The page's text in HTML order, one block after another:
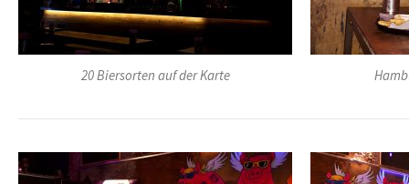
20 Biersorten auf der Karte